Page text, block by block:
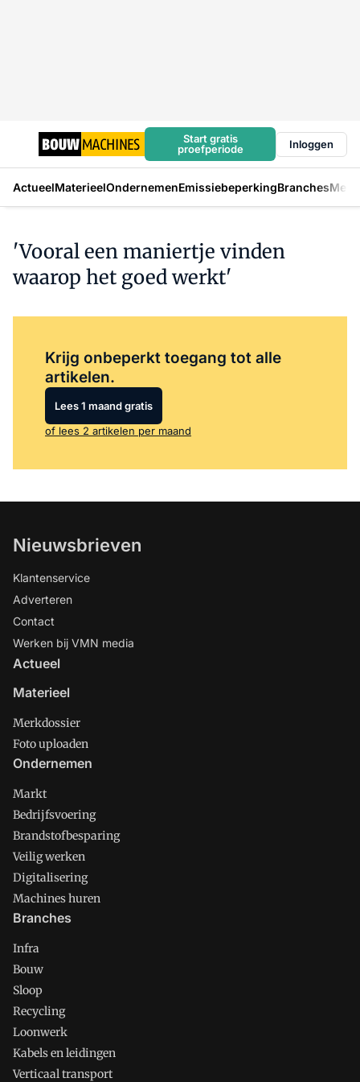
Start gratis
proefperiode
Inloggen
ActueelMaterieelOndernemenEmissiebeperkingBranches
'Vooral een maniertje vinden
waarop het goed werkt'
Krijg onbeperkt toegang tot alle
artikelen.
Lees 1 maand gratis
of lees 2 artikelen per maand
Nieuwsbrieven
Klantenservice
Adverteren
Contact
Werken bij VMN media
Actueel
Materieel
Merkdossier
Foto uploaden
Ondernemen
Markt
Bedrijfsvoering
Brandstofbesparing
Veilig werken
Digitalisering
Machines huren
Branches
Infra
Bouw
Sloop
Recycling
Loonwerk
Kabels en leidingen
Verticaal transport